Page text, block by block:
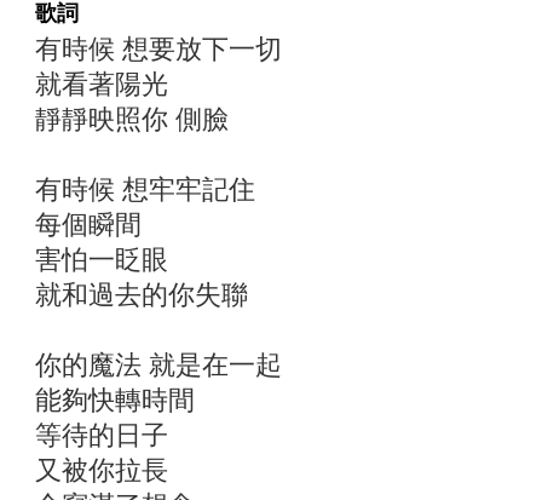
歌詞
有時候 想要放下一切
就看著陽光
靜靜映照你 側臉
有時候 想牢牢記住
每個瞬間
害怕一眨眼
就和過去的你失聯
你的魔法 就是在一起
能夠快轉時間
等待的日子
又被你拉長